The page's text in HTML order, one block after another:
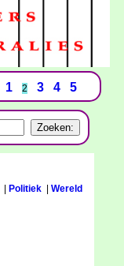
1 2 3 4 5
Politiek Wereld